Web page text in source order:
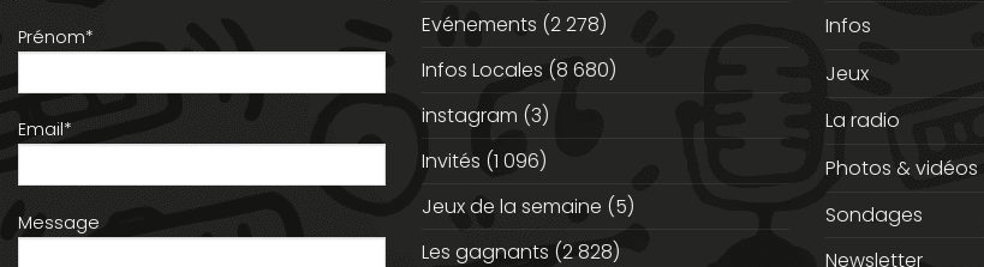
Prénom*
Email*
Message
Evénements (2 278)
Infos Locales (8 680)
instagram (3)
Invités (1 096)
Jeux de la semaine (5)
Les gagnants (2 828)
Infos
Jeux
La radio
Photos & vidéos
Sondages
Newsletter